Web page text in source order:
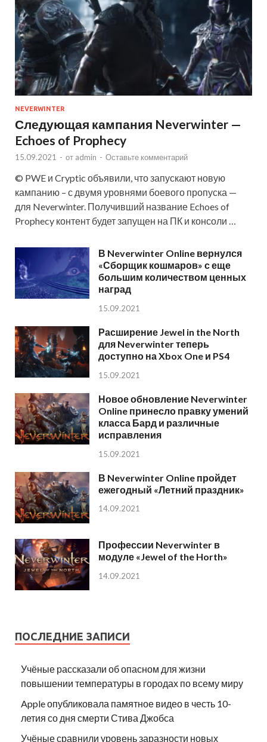
NEVERWINTER
Следующая кампания Neverwinter —
Echoes of Prophecy
15.09.2021 - от admin - Оставьте комментарий
© PWE и Cryptic объявили, что запускают новую
кампанию – с двумя уровнями боевого пропуска —
для Neverwinter. Получивший название Echoes of
Prophecy контент будет запущен на ПК и консоли …
В Neverwinter Online вернулся
«Сборщик кошмаров» с еще
большим количеством ценных
наград
15.09.2021
Расширение Jewel in the North
для Neverwinter теперь
доступно на Xbox One и PS4
15.09.2021
Новое обновление Neverwinter
Online принесло правку умений
класса Бард и различные
исправления
15.09.2021
В Neverwinter Online пройдет
ежегодный «Летний праздник»
14.09.2021
Профессии Neverwinter в
модуле «Jewel of the Horth»
14.09.2021
ПОСЛЕДНИЕ ЗАПИСИ
Учёные рассказали об опасном для жизни
повышении температуры в городах по всему миру
Apple опубликовала памятное видео в честь 10-
летия со дня смерти Стива Джобса
Учёные сравнили уровень заразности новых